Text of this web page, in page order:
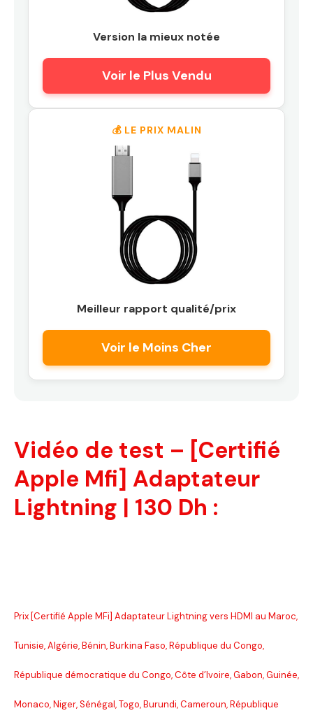
Version la mieux notée
Voir le Plus Vendu
💰 LE PRIX MALIN
Meilleur rapport qualité/prix
Voir le Moins Cher
Vidéo de test – [Certifié
Apple Mfi] Adaptateur
Lightning | 130 Dh :
Prix [Certifié Apple MFi] Adaptateur Lightning vers HDMI au Maroc,
Tunisie, Algérie, Bénin, Burkina Faso, République du Congo,
République démocratique du Congo, Côte d’Ivoire, Gabon, Guinée,
Monaco, Niger, Sénégal, Togo, Burundi, Cameroun, République